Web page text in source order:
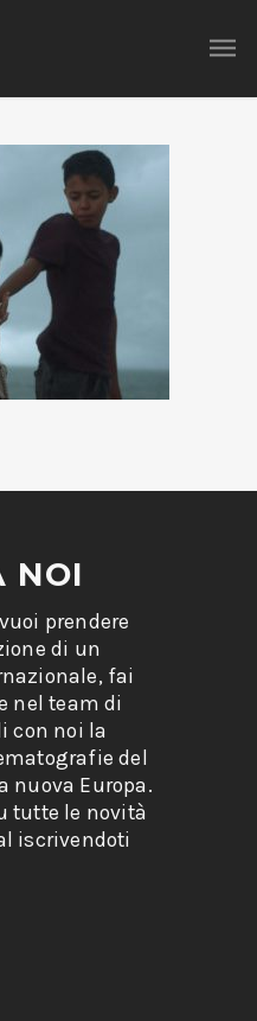
NOI
prendere
di un
fai
nel team di
con noi la
del
nuova Europa.
tutte le novità
iscrivendoti